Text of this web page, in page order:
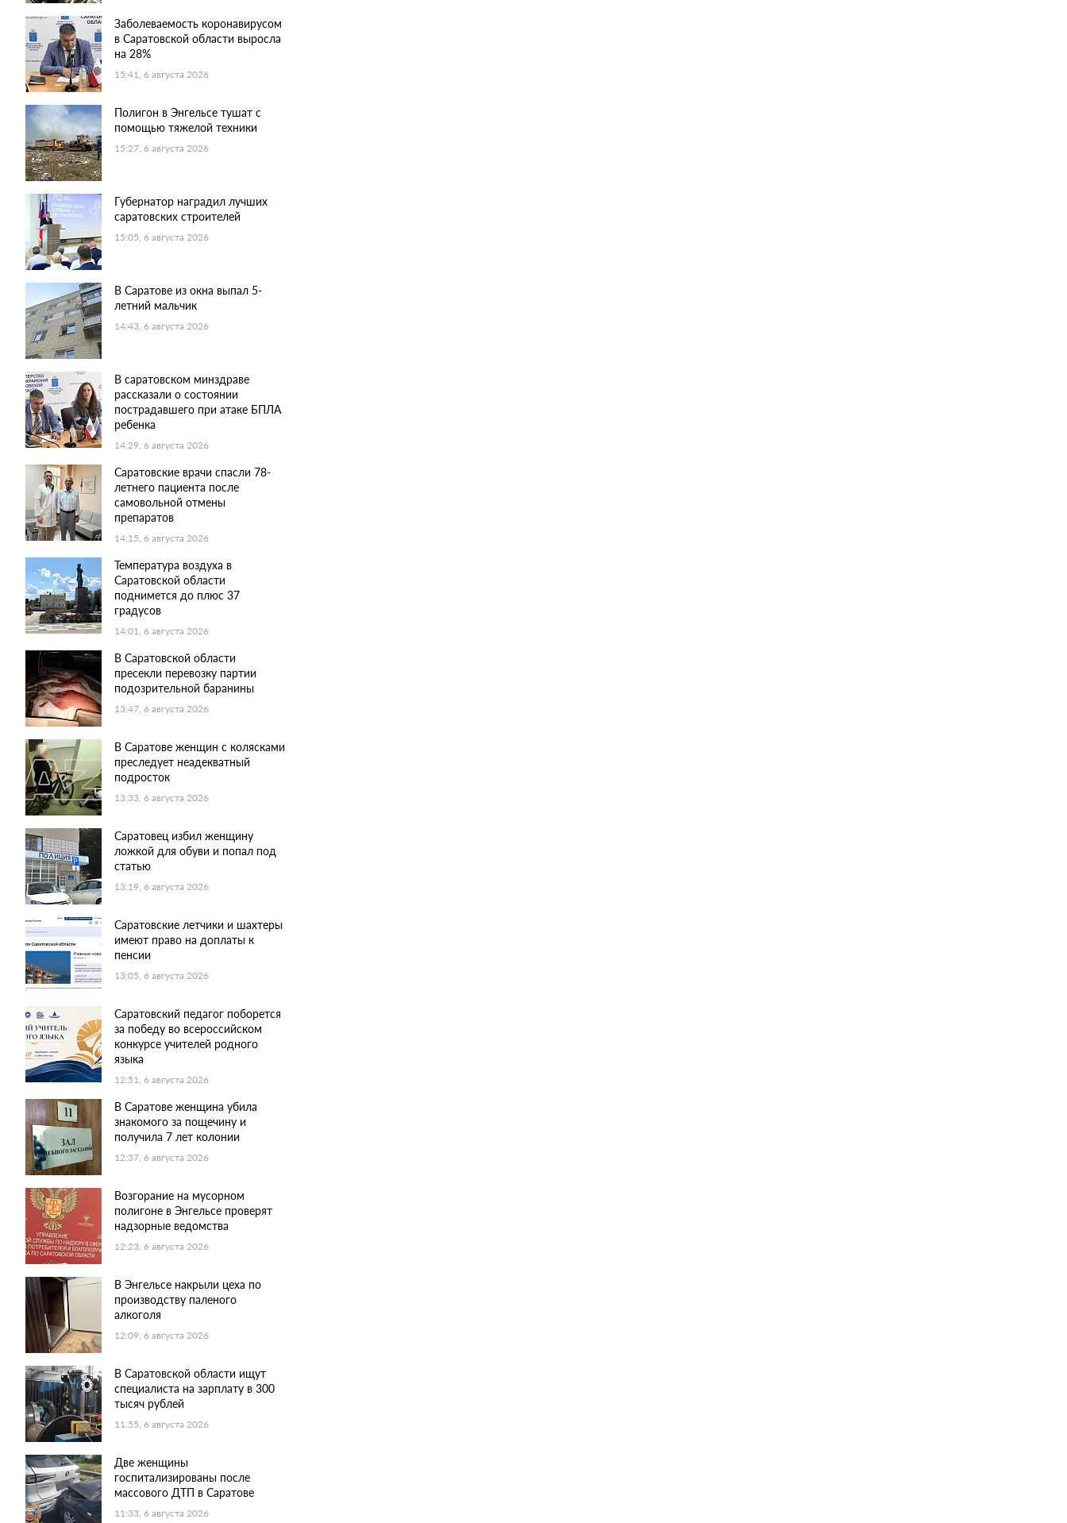
Заболеваемость коронавирусом
в Саратовской области выросла
на 28%
15:41, 6 августа 2026
Полигон в Энгельсе тушат с
помощью тяжелой техники
15:27, 6 августа 2026
Губернатор наградил лучших
саратовских строителей
15:05, 6 августа 2026
В Саратове из окна выпал 5-
летний мальчик
14:43, 6 августа 2026
В саратовском минздраве
рассказали о состоянии
пострадавшего при атаке БПЛА
ребенка
14:29, 6 августа 2026
Саратовские врачи спасли 78-
летнего пациента после
самовольной отмены
препаратов
14:15, 6 августа 2026
Температура воздуха в
Саратовской области
поднимется до плюс 37
градусов
14:01, 6 августа 2026
В Саратовской области
пресекли перевозку партии
подозрительной баранины
13:47, 6 августа 2026
В Саратове женщин с колясками
преследует неадекватный
подросток
13:33, 6 августа 2026
Саратовец избил женщину
ложкой для обуви и попал под
статью
13:19, 6 августа 2026
Саратовские летчики и шахтеры
имеют право на доплаты к
пенсии
13:05, 6 августа 2026
Саратовский педагог поборется
за победу во всероссийском
конкурсе учителей родного
языка
12:51, 6 августа 2026
В Саратове женщина убила
знакомого за пощечину и
получила 7 лет колонии
12:37, 6 августа 2026
Возгорание на мусорном
полигоне в Энгельсе проверят
надзорные ведомства
12:23, 6 августа 2026
В Энгельсе накрыли цеха по
производству паленого
алкоголя
12:09, 6 августа 2026
В Саратовской области ищут
специалиста на зарплату в 300
тысяч рублей
11:55, 6 августа 2026
Две женщины
госпитализированы после
массового ДТП в Саратове
11:33, 6 августа 2026